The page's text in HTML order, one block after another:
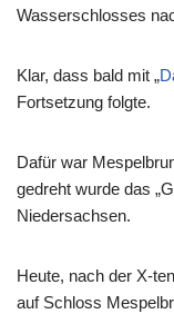
Wasserschlosses
Klar, dass bald mit „
Fortsetzung folgte.
Dafür war
gedreht wurde das
Niedersachsen.
Heute, nach der X-
auf Schloss